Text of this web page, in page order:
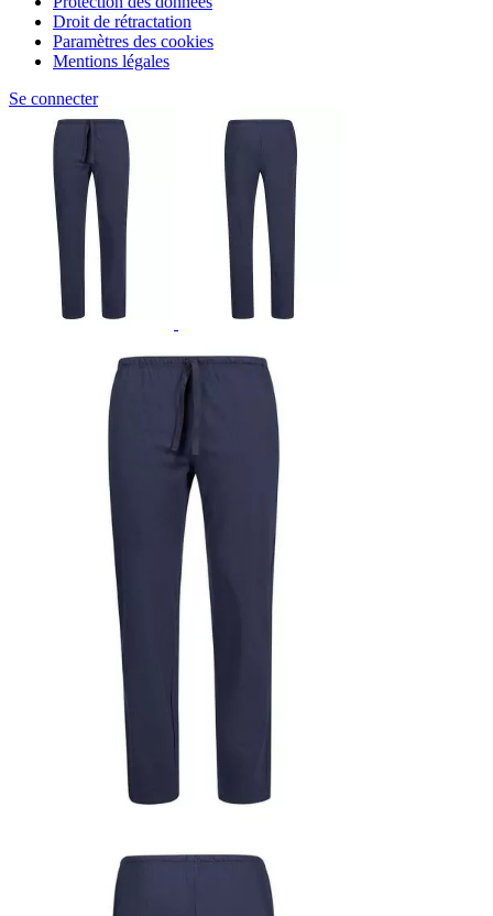
Droit de rétractation
Paramètres des cookies
Mentions légales
Se connecter